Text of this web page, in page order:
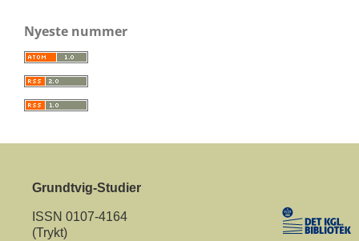
Nyeste nummer
Grundtvig-Studier
ISSN 0107-4164
(Trykt)